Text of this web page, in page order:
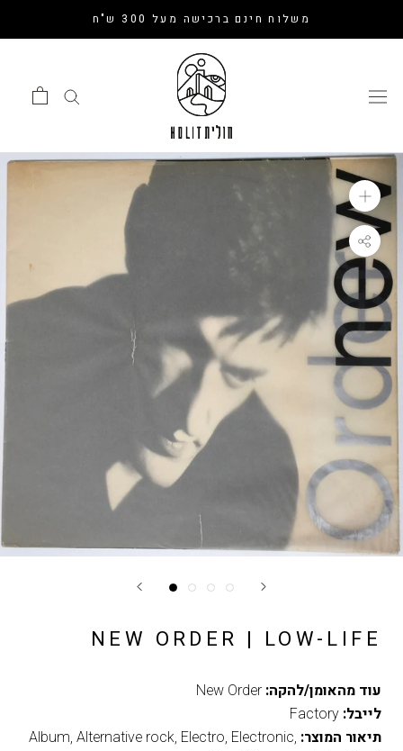
משלוח חינם ברכישה מעל 300 ש"ח
NEW ORDER | LOW-LIFE
עוד מהאומן/להקה: New Order
לייבל: Factory
תיאור המוצר:
Album, Alternative rock, Electro, Electronic,